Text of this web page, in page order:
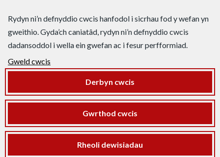
Rydyn ni’n defnyddio cwcis hanfodol i sicrhau fod y wefan yn
gweithio. Gyda’ch caniatâd, rydyn ni’n defnyddio cwcis
dadansoddol i wella ein gwefan ac i fesur perfformiad.
Gweld cwcis
Derbyn cwcis
Gwrthod cwcis
Rheoli dewisiadau